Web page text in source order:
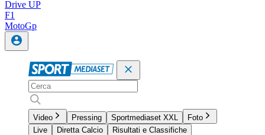
Drive UP
F1
MotoGp
Video Pressing Sportmediaset XXL
Foto
Live
Diretta Calcio
Risultati e Classifiche